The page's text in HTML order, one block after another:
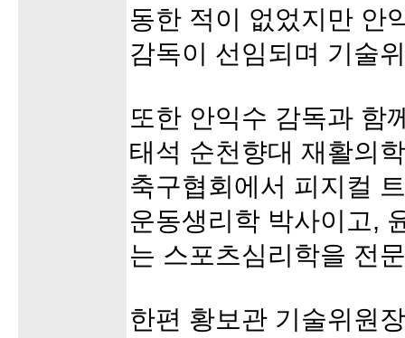
동한 적이 없었지만 안
감독이 선임되며 기술
또한 안익수 감독과 함
태석 순천향대 재활의
축구협회에서 피지컬
운동생리학 박사이고,
는 스포츠심리학을 전
한편 황보관 기술위원